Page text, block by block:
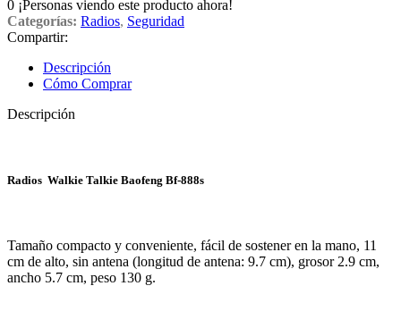
0 ¡Personas viendo este producto ahora!
Categorías: Radios, Seguridad
Compartir:
Descripción
Cómo Comprar
Descripción
Radios Walkie Talkie Baofeng Bf-888s
Tamaño compacto y conveniente, fácil de sostener en la mano, 11
cm de alto, sin antena (longitud de antena: 9.7 cm), grosor 2.9 cm,
ancho 5.7 cm, peso 130 g.